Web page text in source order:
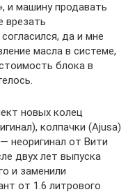
и машину продавать
врезать
да и мне
масла в системе,
блока в
новых колец
колпачки (Ajusa)
неоригинал от Вити
двух лет выпуска
и заменили
от 1.6 литрового